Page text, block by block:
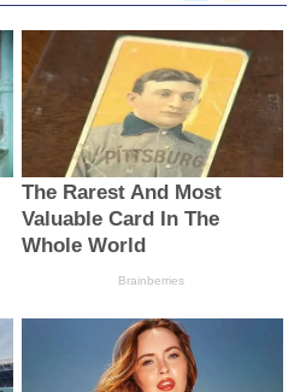
The Rarest And Most
Valuable Card In The
Whole World
Brainberries